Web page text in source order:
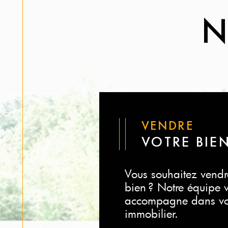
VENDRE
VOTRE
Vous souhaitez
bien ? Notre équipe
accompagne dans
immobilier.